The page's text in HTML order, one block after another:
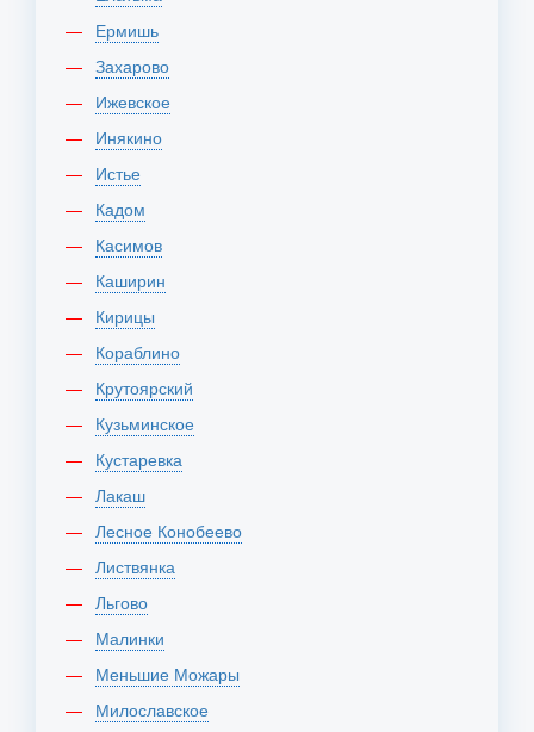
Ермишь
Захарово
Ижевское
Инякино
Истье
Кадом
Касимов
Каширин
Кирицы
Кораблино
Крутоярский
Кузьминское
Кустаревка
Лакаш
Лесное Конобеево
Листвянка
Льгово
Малинки
Меньшие Можары
Милославское